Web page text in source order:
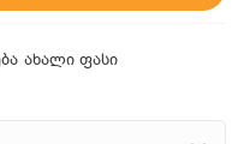
ახალი ფასი